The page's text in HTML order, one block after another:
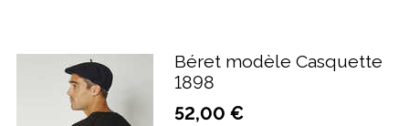
Béret modèle Casquette
1898
52,00 €